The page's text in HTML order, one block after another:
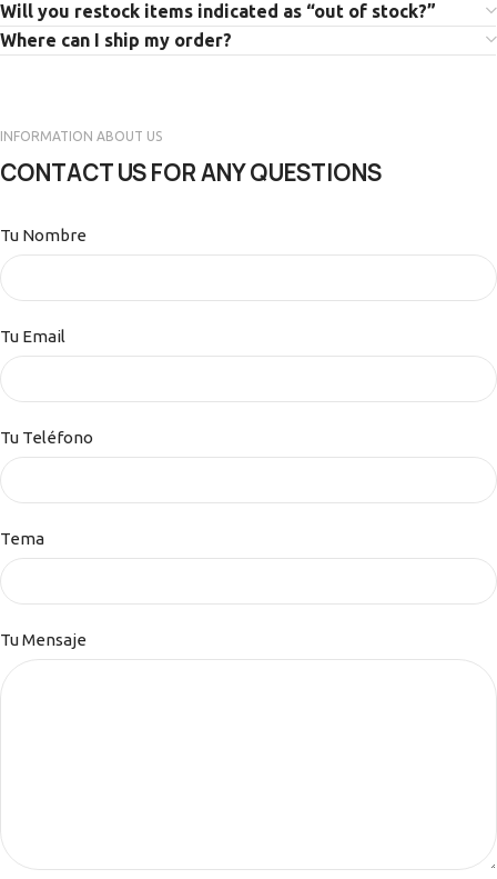
Will you restock items indicated as “out of stock?”
Where can I ship my order?
INFORMATION ABOUT US
CONTACT US FOR ANY QUESTIONS
Tu Nombre
Tu Email
Tu Teléfono
Tema
Tu Mensaje